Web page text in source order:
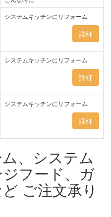
システムキッチンにリフォーム
詳細
システムキッチンにリフォーム
詳細
システムキッチンにリフォーム
詳細
、システム
フード、ガ
ご注文承り